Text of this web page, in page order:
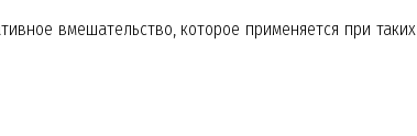
вмешательство, которое применяется при таких